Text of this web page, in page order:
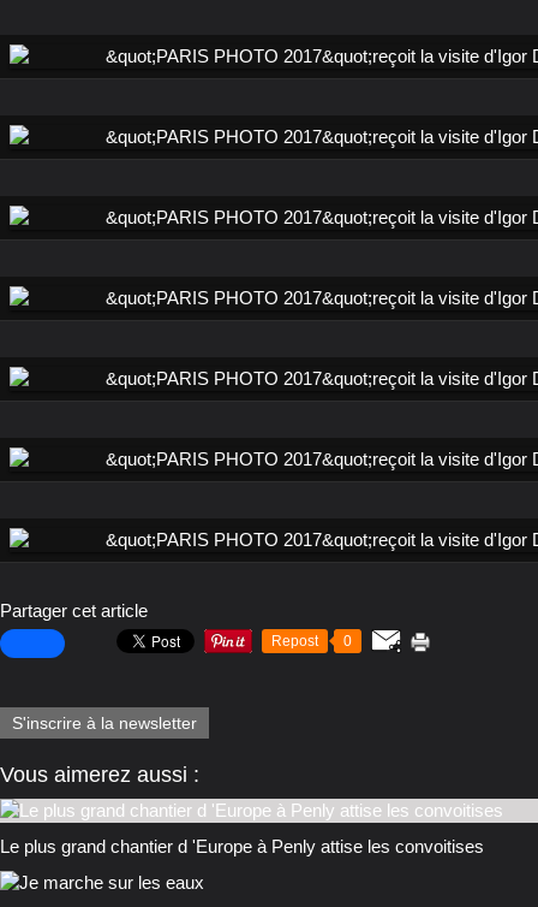
Partager cet article
Repost 0
S'inscrire à la newsletter
Vous aimerez aussi :
Le plus grand chantier d 'Europe à Penly attise les convoitises